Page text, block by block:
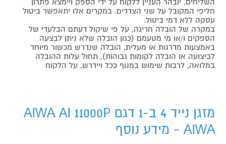
חליפי המקובל על שני הצדדים. במקרים אלו יתאפשר ביטול
עסקה ללא דמי ביטול.
במקרה של הובלה חריגה, על פי שיקול דעתם הבלעדי של
הספקים ו/או מי מטעמם (כגון הובלה שלא ניתן לבצעה
באמצעות מדרגות או מעלית, הובלה שנדרש מכשור מיוחד
לביצועה או הובלה לקומות גבוהות), תחול עלות ההובלה
במלואה, לרבות שימוש במנוף ככל ויידרש, על הלקוח
מזגן נייד 4 ב-1 דגם AIWA AI 11000P
AIWA - מידע נוסף